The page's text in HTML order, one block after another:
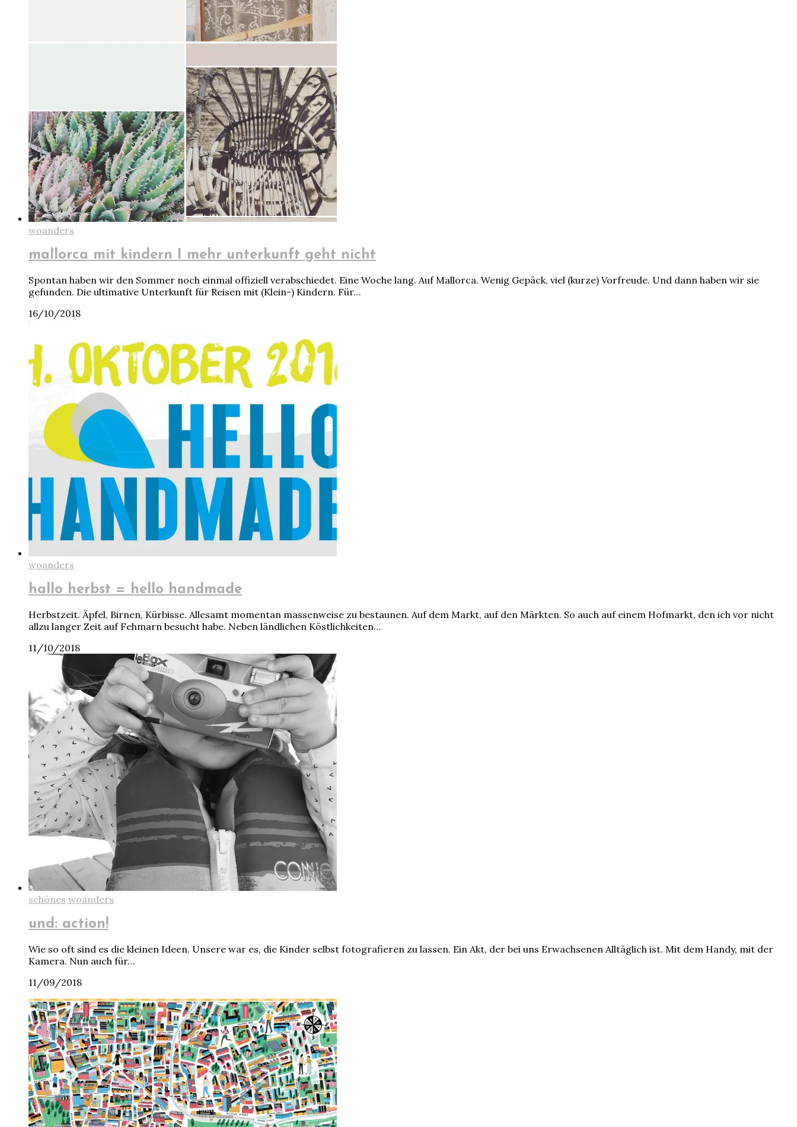
woanders
mallorca mit kindern I mehr unterkunft geht nicht
Spontan haben wir den Sommer noch einmal offiziell verabschiedet. Eine Woche lang. Auf Mallorca. Wenig Gepäck, viel (kurze) Vorfreude. Und dann haben wir sie
gefunden. Die ultimative Unterkunft für Reisen mit (Klein-) Kindern. Für…
16/10/2018
woanders
hallo herbst = hello handmade
Herbstzeit. Äpfel, Birnen, Kürbisse. Allesamt momentan massenweise zu bestaunen. Auf dem Markt, auf den Märkten. So auch auf einem Hofmarkt, den ich vor nicht
allzu langer Zeit auf Fehmarn besucht habe. Neben ländlichen Köstlichkeiten…
11/10/2018
schönes woanders
und: action!
Wie so oft sind es die kleinen Ideen. Unsere war es, die Kinder selbst fotografieren zu lassen. Ein Akt, der bei uns Erwachsenen Alltäglich ist. Mit dem Handy, mit der
Kamera. Nun auch für…
11/09/2018